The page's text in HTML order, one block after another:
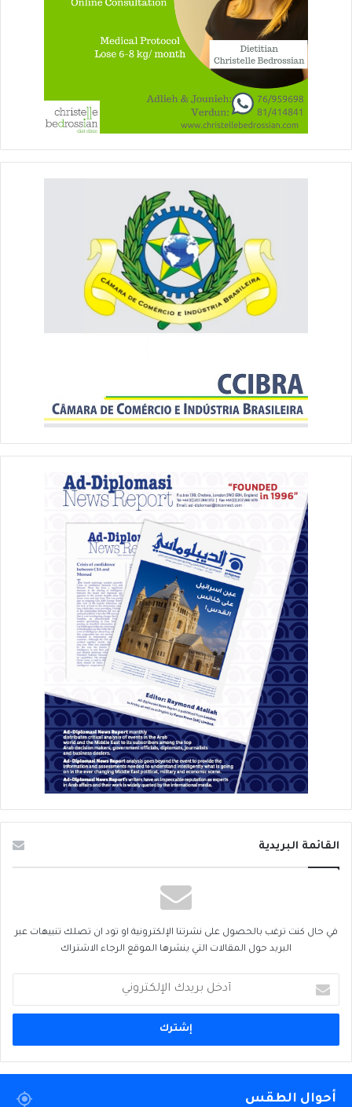
القائمة البريدية
في حال كنت ترغب بالحصول على نشرتنا الإلكترونية او تود ان تصلك تنبيهات عبر
البريد حول المقالات التي ينشرها الموقع الرجاء الاشتراك
بريدك
الإلكتروني
أحوال الطقس